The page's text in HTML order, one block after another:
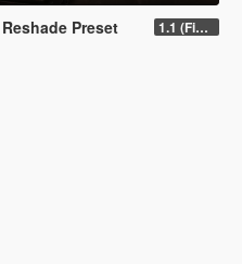
Preset 1.1 (Final)